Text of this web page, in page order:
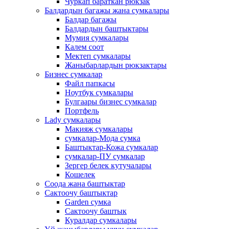
Балдардын багажы жана сумкалары
Балдар багажы
Балдардын баштыктары
Мумия сумкалары
Калем соот
Мектеп сумкалары
Жаныбарлардын рюкзактары
Бизнес сумкалар
Файл папкасы
Ноутбук сумкалары
Булгаары бизнес сумкалар
Портфель
Lady сумкалары
Макияж сумкалары
сумкалар-Мода сумка
Баштыктар-Кожа сумкалар
сумкалар-ПУ сумкалар
Зергер белек кутучалары
Кошелек
Соода жана баштыктар
Сактоочу баштыктар
Garden сумка
Сактоочу баштык
Куралдар сумкалары